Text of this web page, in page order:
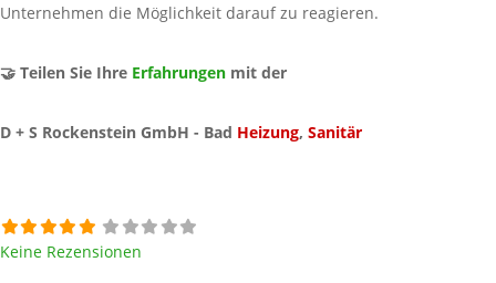
Unternehmen die Möglichkeit darauf zu reagieren.
🤝 Teilen Sie Ihre Erfahrungen mit der
D + S Rockenstein GmbH - Bad Heizung, Sanitär
Keine Rezensionen